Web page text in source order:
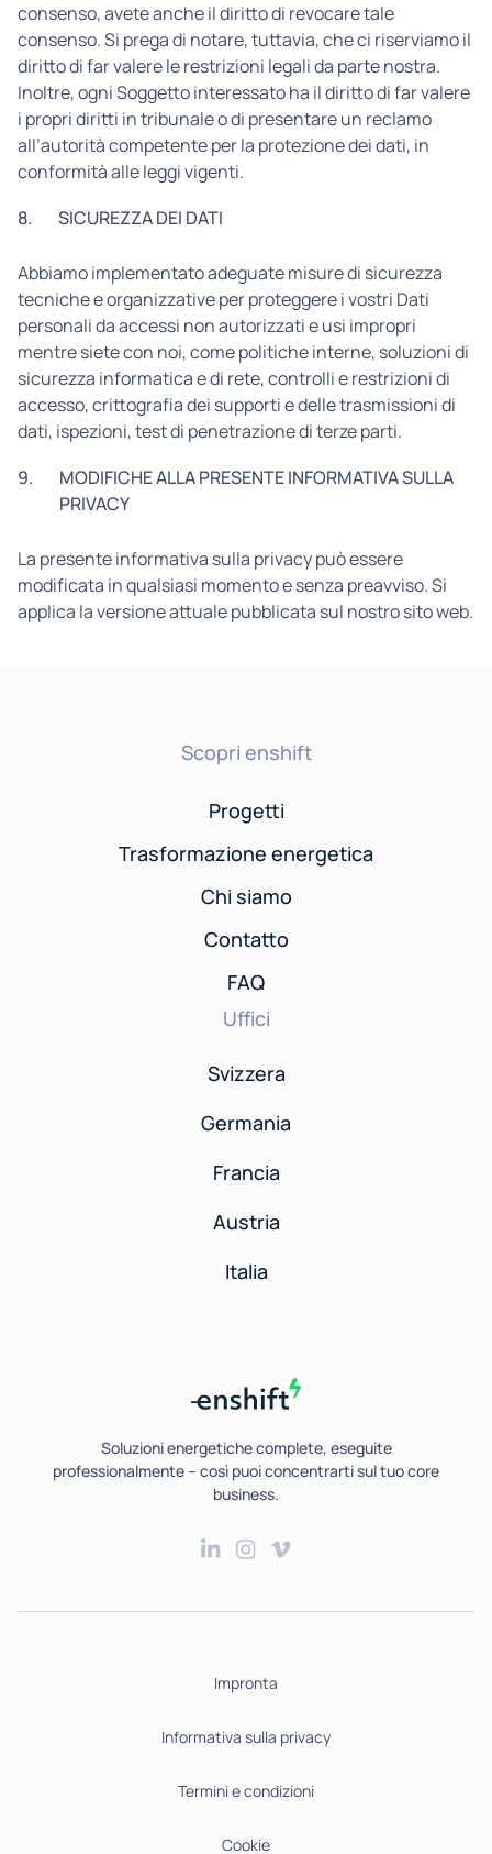
consenso, avete anche il diritto di revocare tale
consenso. Si prega di notare, tuttavia, che ci riserviamo il
diritto di far valere le restrizioni legali da parte nostra.
Inoltre, ogni Soggetto interessato ha il diritto di far valere
i propri diritti in tribunale o di presentare un reclamo
all’autorità competente per la protezione dei dati, in
conformità alle leggi vigenti.
8.
SICUREZZA DEI DATI
Abbiamo implementato adeguate misure di sicurezza
tecniche e organizzative per proteggere i vostri Dati
personali da accessi non autorizzati e usi impropri
mentre siete con noi, come politiche interne, soluzioni di
sicurezza informatica e di rete, controlli e restrizioni di
accesso, crittografia dei supporti e delle trasmissioni di
dati, ispezioni, test di penetrazione di terze parti.
9.
MODIFICHE ALLA PRESENTE INFORMATIVA SULLA
PRIVACY
La presente informativa sulla privacy può essere
modificata in qualsiasi momento e senza preavviso. Si
applica la versione attuale pubblicata sul nostro sito web.
Scopri enshift
Progetti
Trasformazione energetica
Chi siamo
Contatto
FAQ
Uffici
Svizzera
Germania
Francia
Austria
Italia
Soluzioni energetiche complete, eseguite
professionalmente – così puoi concentrarti sul tuo core
business.
Impronta
Informativa sulla privacy
Termini e condizioni
Cookie